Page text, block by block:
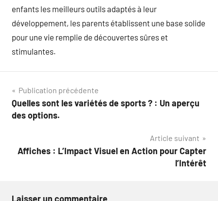
enfants les meilleurs outils adaptés à leur
développement, les parents établissent une base solide
pour une vie remplie de découvertes sûres et
stimulantes.
Navigation
de
Publication précédente
Quelles sont les variétés de sports ? : Un aperçu
des options.
Article suivant
Affiches : L’Impact Visuel en Action pour Capter
l’Intérêt
Laisser un commentaire